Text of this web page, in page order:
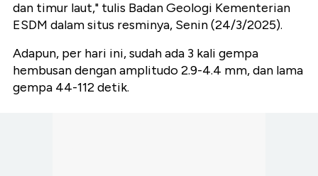
dan timur laut," tulis Badan Geologi Kementerian
ESDM dalam situs resminya, Senin (24/3/2025).
Adapun, per hari ini, sudah ada 3 kali gempa
hembusan dengan amplitudo 2.9-4.4 mm, dan lama
gempa 44-112 detik.